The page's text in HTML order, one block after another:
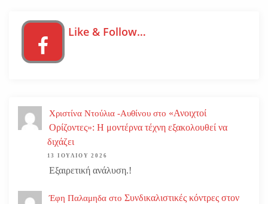
Like & Follow…
Χριστίνα Ντούλια -Αυθίνου στο «Ανοιχτοί
Ορίζοντες»: Η μοντέρνα τέχνη εξακολουθεί να
διχάζει
13 ΙΟΥΛΊΟΥ 2026
Εξαιρετική ανάλυση.!
Έφη Παλαμηδα στο Συνδικαλιστικές κόντρες στον